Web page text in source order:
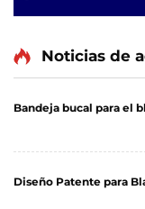
protector de
deportivo para
Noticias de
Bandeja bucal para el
Diseño Patente para